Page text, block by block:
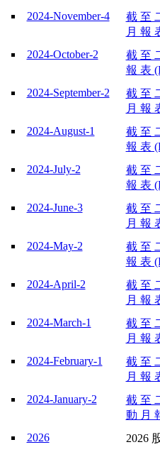
2024-November-4
截 至
月 報
2024-October-2
截 至
報 表
2024-September-2
截 至
月 報
2024-August-1
截 至
報 表
2024-July-2
截 至
報 表
2024-June-3
截 至
月 報
2024-May-2
截 至
報 表
2024-April-2
截 至
月 報
2024-March-1
截 至
月 報
2024-February-1
截 至
月 報
2024-January-2
截 至
動 月
2026
2026